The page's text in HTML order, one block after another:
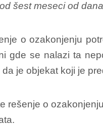
šest meseci od
o ozakonjenju
gde se nalazi ta
je objekat koji je
rešenje o